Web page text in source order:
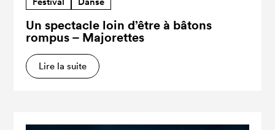
Un spectacle loin d’être à bâtons
rompus – Majorettes
Lire la suite